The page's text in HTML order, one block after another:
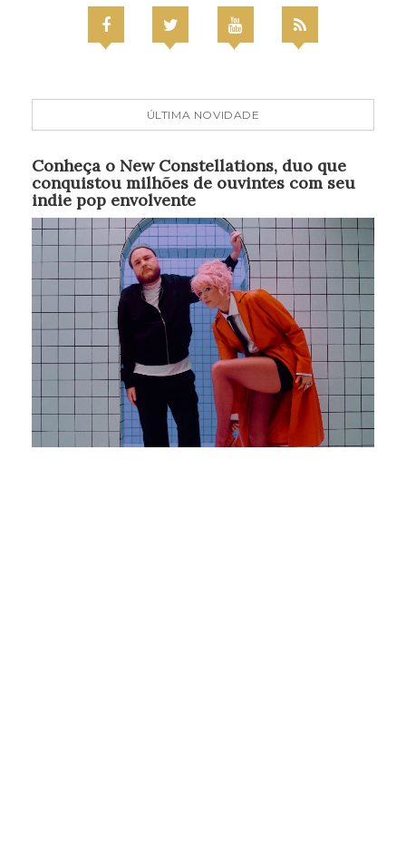
ÚLTIMA NOVIDADE
Conheça o New Constellations, duo que
conquistou milhões de ouvintes com seu
indie pop envolvente